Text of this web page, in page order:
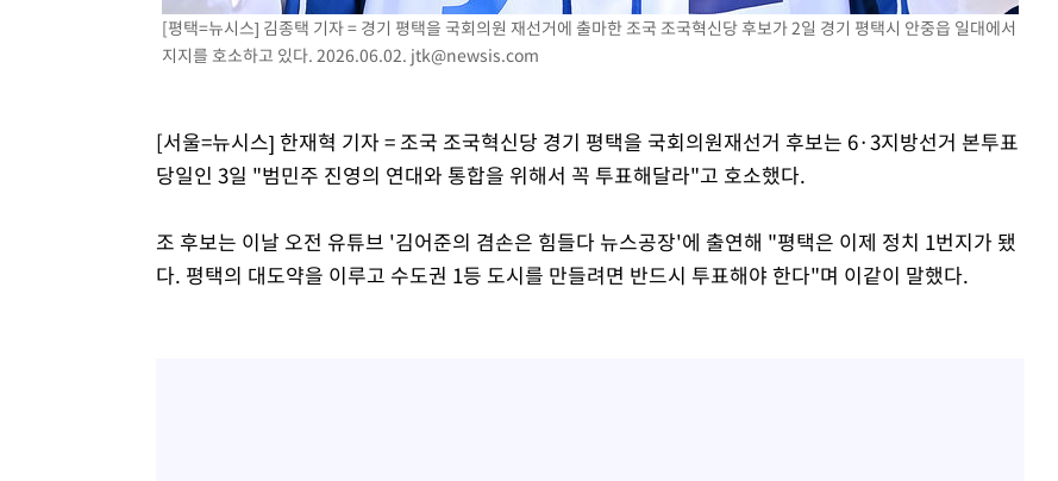
6월 경상수지 497.3억 달러…두 달 연속 사상 최대
서울 낮 39도 '폭염중대경보'…40도 관측 가능성도
[평택=뉴시스] 김종택 기자 = 경기 평택을 국회의원 재선거에 출마한 조국 조국혁신당 후보가 2일 경기 평택시 안중읍 일대에서
지지를 호소하고 있다. 2026.06.02. jtk@newsis.com
[서울=뉴시스] 한재혁 기자 = 조국 조국혁신당 경기 평택을 국회의원재선거 후보는 6·3지방선거 본투표
당일인 3일 "범민주 진영의 연대와 통합을 위해서 꼭 투표해달라"고 호소했다.
조 후보는 이날 오전 유튜브 '김어준의 겸손은 힘들다 뉴스공장'에 출연해 "평택은 이제 정치 1번지가 됐
다. 평택의 대도약을 이루고 수도권 1등 도시를 만들려면 반드시 투표해야 한다"며 이같이 말했다.